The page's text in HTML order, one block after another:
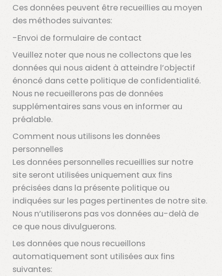
Ces données peuvent être recueillies au moyen
des méthodes suivantes:
-Envoi de formulaire de contact
Veuillez noter que nous ne collectons que les
données qui nous aident à atteindre l’objectif
énoncé dans cette politique de confidentialité.
Nous ne recueillerons pas de données
supplémentaires sans vous en informer au
préalable.
Comment nous utilisons les données
personnelles
Les données personnelles recueillies sur notre
site seront utilisées uniquement aux fins
précisées dans la présente politique ou
indiquées sur les pages pertinentes de notre site.
Nous n’utiliserons pas vos données au-delà de
ce que nous divulguerons.
Les données que nous recueillons
automatiquement sont utilisées aux fins
suivantes: